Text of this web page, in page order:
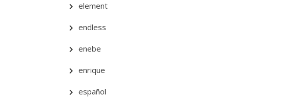
element
endless
enebe
enrique
español